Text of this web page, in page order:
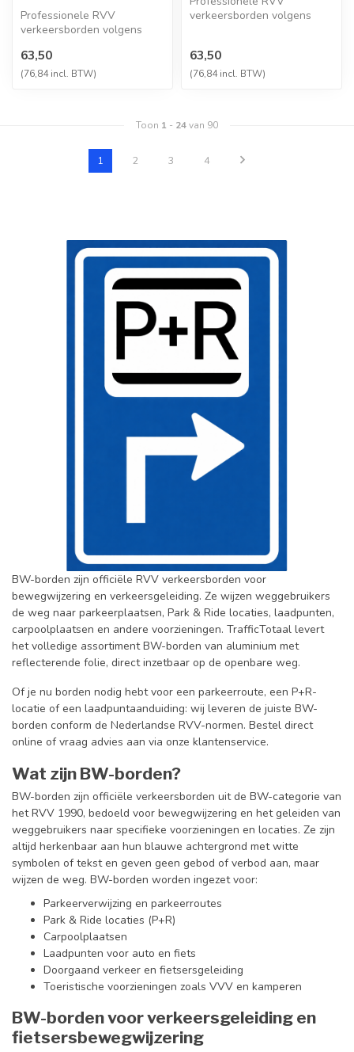
Professionele RVV
verkeersborden volgens
vervaardigd uit hoogwaa...
63,50
(76,84 incl. BTW)
verkeersborden volgens
63,50
(76,84 incl. BTW)
Toon 1 - 24van 90
1 2 3 4
BW-borden zijn officiële RVV verkeersborden voor
bewegwijzering en verkeersgeleiding. Ze wijzen weggebruikers
de weg naar parkeerplaatsen, Park & Ride locaties, laadpunten,
carpoolplaatsen en andere voorzieningen. TrafficTotaal levert
het volledige assortiment BW-borden van aluminium met
reflecterende folie, direct inzetbaar op de openbare weg.
Of je nu borden nodig hebt voor een parkeerroute, een P+R-
locatie of een laadpuntaanduiding: wij leveren de juiste BW-
borden conform de Nederlandse RVV-normen. Bestel direct
online of vraag advies aan via onze klantenservice.
Wat zijn BW-borden?
BW-borden zijn officiële verkeersborden uit de BW-categorie van
het RVV 1990, bedoeld voor bewegwijzering en het geleiden van
weggebruikers naar specifieke voorzieningen en locaties. Ze zijn
altijd herkenbaar aan hun blauwe achtergrond met witte
symbolen of tekst en geven geen gebod of verbod aan, maar
wijzen de weg. BW-borden worden ingezet voor:
Parkeerverwijzing en parkeerroutes
Park & Ride locaties (P+R)
Carpoolplaatsen
Laadpunten voor auto en fiets
Doorgaand verkeer en fietsersgeleiding
Toeristische voorzieningen zoals VVV en kamperen
BW-borden voor verkeersgeleiding en
fietsersbewegwijzering